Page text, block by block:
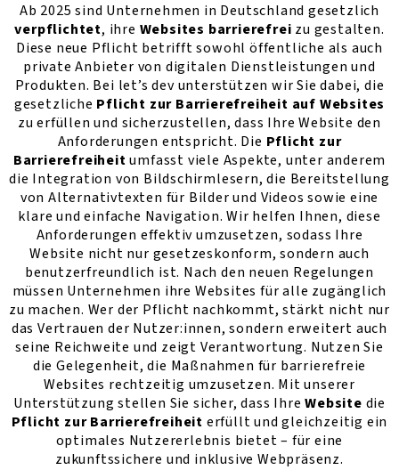
Ab 2025 sind Unternehmen in Deutschland gesetzlich
verpflichtet, ihre Websites barrierefrei zu gestalten.
Diese neue Pflicht betrifft sowohl öffentliche als auch
private Anbieter von digitalen Dienstleistungen und
Produkten. Bei let’s dev unterstützen wir Sie dabei, die
gesetzliche Pflicht zur Barrierefreiheit auf Websites
zu erfüllen und sicherzustellen, dass Ihre Website den
Anforderungen entspricht. Die Pflicht zur
Barrierefreiheitumfasst viele Aspekte, unter anderem
die Integration von Bildschirmlesern, die Bereitstellung
von Alternativtexten für Bilder und Videos sowie eine
klare und einfache Navigation. Wir helfen Ihnen, diese
Anforderungen effektiv umzusetzen, sodass Ihre
Website nicht nur gesetzeskonform, sondern auch
benutzerfreundlich ist. Nach den neuen Regelungen
müssen Unternehmen ihre Websites für alle zugänglich
zu machen. Wer der Pflicht nachkommt, stärkt nicht nur
das Vertrauen der Nutzer:innen, sondern erweitert auch
seine Reichweite und zeigt Verantwortung. Nutzen Sie
die Gelegenheit, die Maßnahmen für barrierefreie
Websites rechtzeitig umzusetzen. Mit unserer
Unterstützung stellen Sie sicher, dass IhreWebsite die
Pflicht zur Barrierefreiheit erfüllt und gleichzeitig ein
optimales Nutzererlebnis bietet – für eine
zukunftssichere und inklusive Webpräsenz.